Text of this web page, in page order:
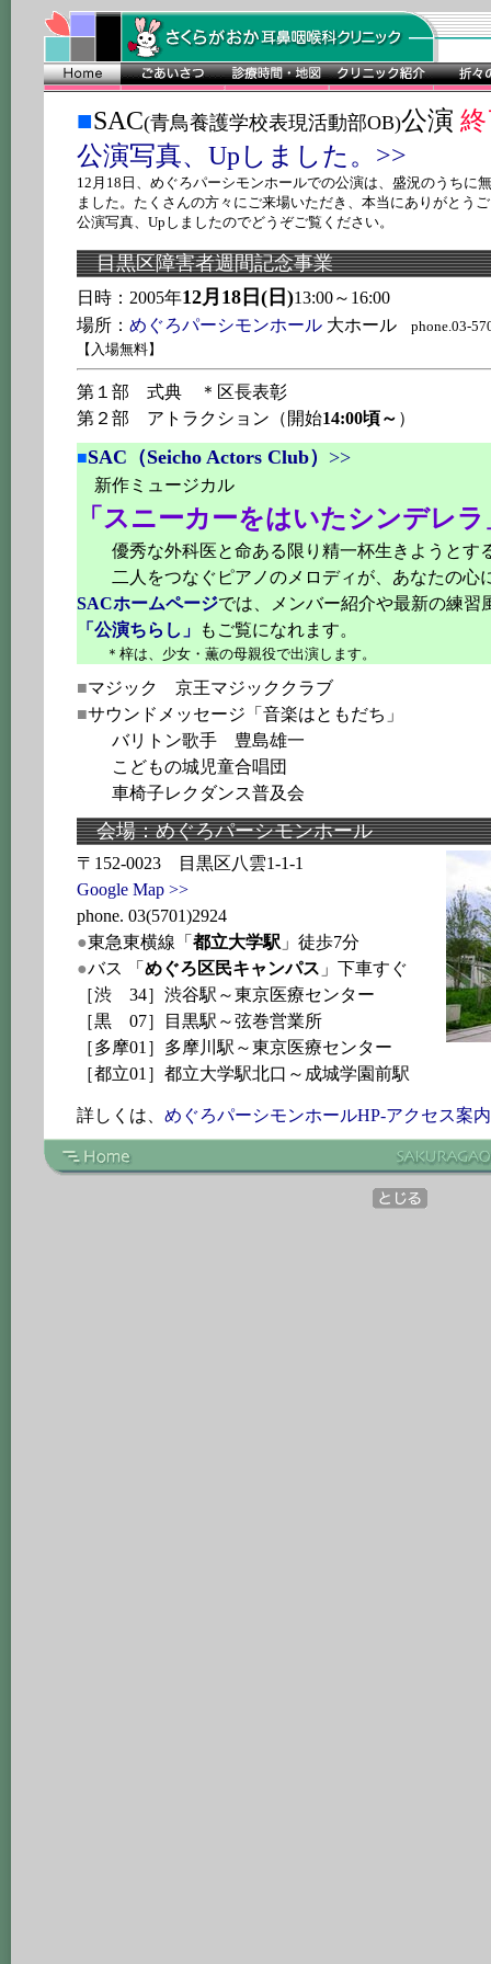
■SAC(青鳥養護学校表現活動部OB)公演
公演写真、Upしました。>>
12月18日、めぐろパーシモンホールでの公演は、盛況のうちに
ました。たくさんの方々にご来場いただき、本当にありがとう
公演写真、Upしましたのでどうぞご覧ください。
目黒区障害者週間記念事業
日時：2005年12月18日(日)13:00～16:00
場所： めぐろパーシモンホール 大ホール phone.03-
【入場無料】
第１部 式典 ＊区長表彰
第２部 アトラクション（開始14:00頃～ ）
■SAC（Seicho Actors Club） >>
新作ミュージカル
「スニーカーをはいたシンデレラ
優秀な外科医と命ある限り精一杯生きようとす
二人をつなぐピアノのメロディが、あなたの心
SACホームページでは、メンバー紹介や最新の練習
「公演ちらし」
もご覧になれます。
＊梓は、少女・薫の母親役で出演します。
■マジック 京王マジッククラブ
■サウンドメッセージ「音楽はともだち」
バリトン歌手 豊島雄一
こどもの城児童合唱団
車椅子レクダンス普及会
会場：めぐろパーシモンホール
〒152-0023 目黒区八雲1-1-1
Google Map >>
phone. 03(5701)2924
●東急東横線「 都立大学駅 」徒歩7分
●バス 「 めぐろ区民キャンパス 」下車すぐ
［渋 34］渋谷駅～東京医療センター
［黒 07］目黒駅～弦巻営業所
［多摩01］多摩川駅～東京医療センター
［都立01］都立大学駅北口～成城学園前駅
詳しくは、 めぐろパーシモンホールHP-アクセス案内